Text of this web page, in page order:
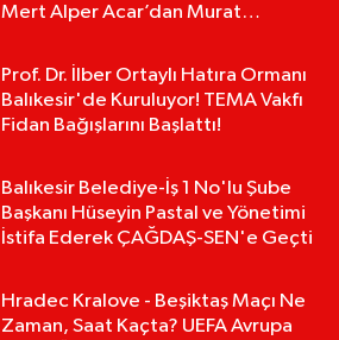
Mert Alper Acar’dan Murat
Prof. Dr. İlber Ortaylı Hatıra Ormanı
Balıkesir'de Kuruluyor! TEMA Vakfı
Fidan Bağışlarını Başlattı!
Balıkesir Belediye-İş 1 No'lu Şube
Başkanı Hüseyin Pastal ve Yönetimi
İstifa Ederek ÇAĞDAŞ-SEN'e Geçti
Hradec Kralove - Beşiktaş Maçı Ne
Zaman, Saat Kaçta? UEFA Avrupa